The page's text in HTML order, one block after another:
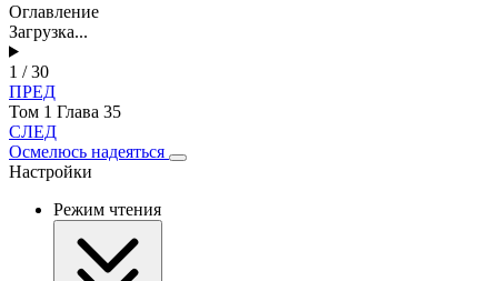
Оглавление
Загрузка...
1 / 30
ПРЕД
Том 1 Глава 35
СЛЕД
Осмелюсь надеяться
Настройки
Режим чтения